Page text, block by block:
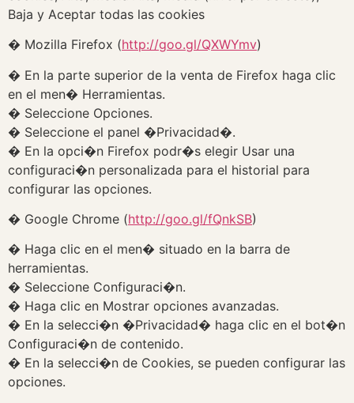
Baja y Aceptar todas las cookies
� Mozilla Firefox (http://goo.gl/QXWYmv)
� En la parte superior de la venta de Firefox haga clic
en el men� Herramientas.
� Seleccione Opciones.
� Seleccione el panel �Privacidad�.
� En la opci�n Firefox podr�s elegir Usar una
configuraci�n personalizada para el historial para
configurar las opciones.
� Google Chrome (http://goo.gl/fQnkSB)
� Haga clic en el men� situado en la barra de
herramientas.
� Seleccione Configuraci�n.
� Haga clic en Mostrar opciones avanzadas.
� En la selecci�n �Privacidad� haga clic en el bot�n
Configuraci�n de contenido.
� En la selecci�n de Cookies, se pueden configurar las
opciones.